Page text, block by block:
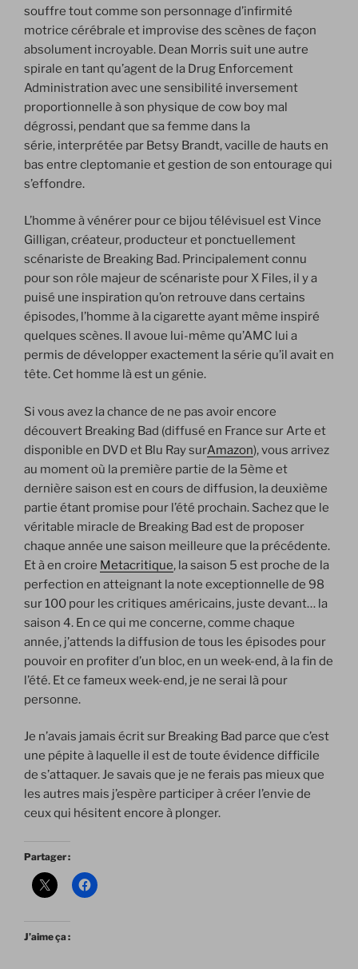
souffre tout comme son personnage d’infirmité
motrice cérébrale et improvise des scènes de façon
absolument incroyable. Dean Morris suit une autre
spirale en tant qu’agent de la Drug Enforcement
Administration avec une sensibilité inversement
proportionnelle à son physique de cow boy mal
dégrossi, pendant que sa femme dans la
série, interprétée par Betsy Brandt, vacille de hauts en
bas entre cleptomanie et gestion de son entourage qui
s’effondre.
L’homme à vénérer pour ce bijou télévisuel est Vince
Gilligan, créateur, producteur et ponctuellement
scénariste de Breaking Bad. Principalement connu
pour son rôle majeur de scénariste pour X Files, il y a
puisé une inspiration qu’on retrouve dans certains
épisodes, l’homme à la cigarette ayant même inspiré
quelques scènes. Il avoue lui-même qu’AMC lui a
permis de développer exactement la série qu’il avait en
tête. Cet homme là est un génie.
Si vous avez la chance de ne pas avoir encore
découvert Breaking Bad (diffusé en France sur Arte et
disponible en DVD et Blu Ray surAmazon), vous arrivez
au moment où la première partie de la 5ème et
dernière saison est en cours de diffusion, la deuxième
partie étant promise pour l’été prochain. Sachez que le
véritable miracle de Breaking Bad est de proposer
chaque année une saison meilleure que la précédente.
Et à en croire Metacritique, la saison 5 est proche de la
perfection en atteignant la note exceptionnelle de 98
sur 100 pour les critiques américains, juste devant… la
saison 4. En ce qui me concerne, comme chaque
année, j’attends la diffusion de tous les épisodes pour
pouvoir en profiter d’un bloc, en un week-end, à la fin de
l’été. Et ce fameux week-end, je ne serai là pour
personne.
Je n’avais jamais écrit sur Breaking Bad parce que c’est
une pépite à laquelle il est de toute évidence difficile
de s’attaquer. Je savais que je ne ferais pas mieux que
les autres mais j’espère participer à créer l’envie de
ceux qui hésitent encore à plonger.
Partager :
J’aime ça :